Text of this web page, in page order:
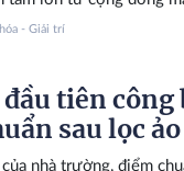
- Giải trí
tiên công
sau lọc ảo
nhà trường, điểm